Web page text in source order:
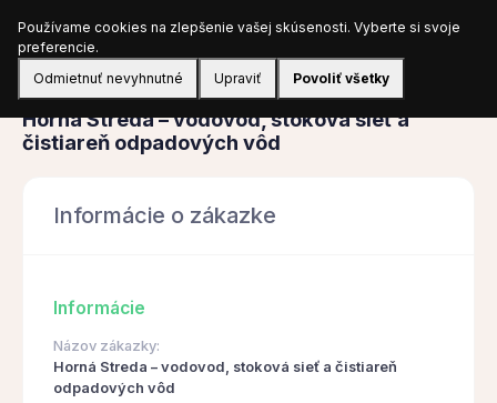
Prihlásiť sa
Obstarávanie
Horná Streda – vodovod, stoková sieť a
čistiareň odpadových vôd
Informácie o zákazke
Informácie
Názov zákazky:
Horná Streda – vodovod, stoková sieť a čistiareň
odpadových vôd
Používame cookies na zlepšenie vašej skúsenosti. Vyberte si svoje
preferencie.
Odmietnuť nevyhnutné
Upraviť Povoliť všetky